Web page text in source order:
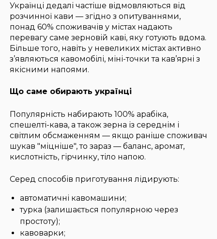
Українці дедалі частіше відмовляються від
розчинної кави — згідно з опитуваннями,
понад 60% споживачів у містах надають
перевагу саме зерновій каві, яку готують вдома.
Більше того, навіть у невеликих містах активно
з’являються кавомобілі, міні-точки та кав’ярні з
якісними напоями.
Що саме обирають українці
Популярність набирають 100% арабіка,
спешелті-кава, а також зерна із середнім і
світлим обсмаженням — якщо раніше споживач
шукав "міцніше", то зараз — баланс, аромат,
кислотність, гірчинку, тіло напою.
Серед способів приготування лідирують:
автоматичні кавомашини;
турка (залишається популярною через
простоту);
кавоварки;